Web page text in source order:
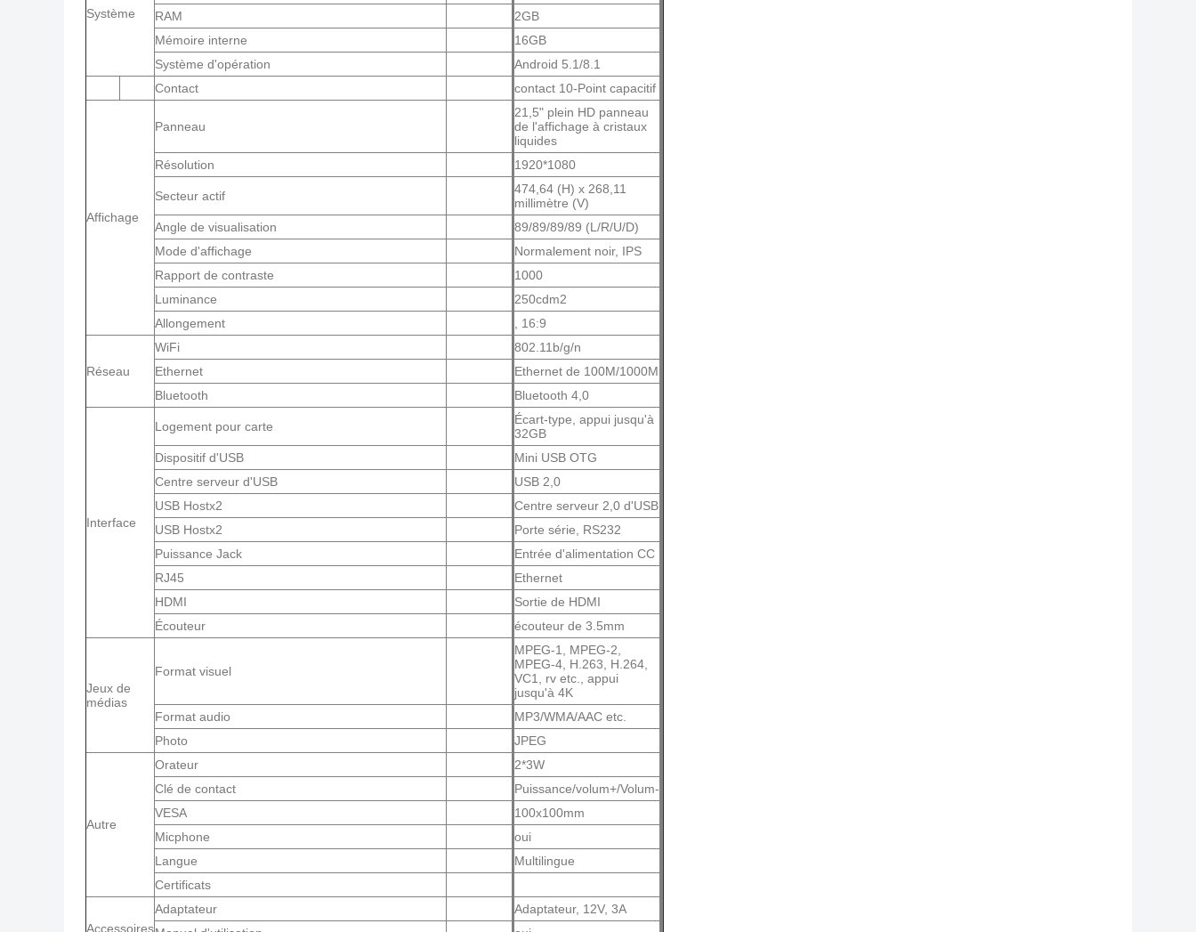
Système
RAM
2GB
Mémoire interne
16GB
Système d'opération
Android 5.1/8.1
Contact
contact 10-Point capacitif
Affichage
Panneau
21,5" plein HD panneau
de l'affichage à cristaux
liquides
Résolution
1920*1080
Secteur actif
474,64 (H) x 268,11
millimètre (V)
Angle de visualisation
89/89/89/89 (L/R/U/D)
Mode d'affichage
Normalement noir, IPS
Rapport de contraste
1000
Luminance
250cdm2
Allongement
, 16:9
Réseau
WiFi
802.11b/g/n
Ethernet
Ethernet de 100M/1000M
Bluetooth
Bluetooth 4,0
Interface
Logement pour carte
Écart-type, appui jusqu'à
32GB
Dispositif d'USB
Mini USB OTG
Centre serveur d'USB
USB 2,0
USB Hostx2
Centre serveur 2,0 d'USB
USB Hostx2
Porte série, RS232
Puissance Jack
Entrée d'alimentation CC
RJ45
Ethernet
HDMI
Sortie de HDMI
Écouteur
écouteur de 3.5mm
Jeux de
médias
Format visuel
MPEG-1, MPEG-2,
MPEG-4, H.263, H.264,
VC1, rv etc., appui
jusqu'à 4K
Format audio
MP3/WMA/AAC etc.
Photo
JPEG
Autre
Orateur
2*3W
Clé de contact
Puissance/volum+/Volum-
VESA
100x100mm
Micphone
oui
Langue
Multilingue
Certificats
Accessoires
Adaptateur
Adaptateur, 12V, 3A